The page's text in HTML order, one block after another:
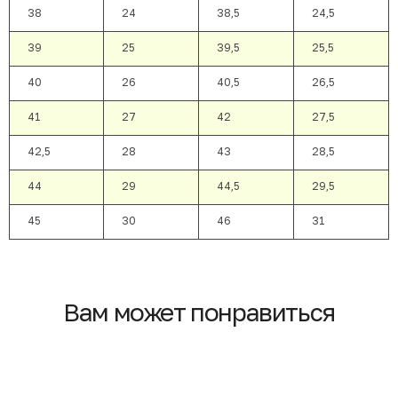
38 24 38,5 24,5
39 25 39,5 25,5
40 26 40,5 26,5
41 27 42 27,5
42,5 28 43 28,5
44 29 44,5 29,5
45 30 46 31
Вам может понравиться